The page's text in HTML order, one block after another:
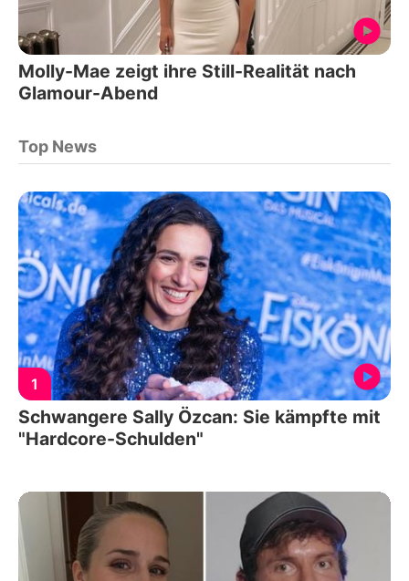
Molly-Mae zeigt ihre Still-Realität nach
Glamour-Abend
Top News
1
Schwangere Sally Özcan: Sie kämpfte mit
"Hardcore-Schulden"